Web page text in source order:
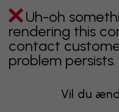
Uh-oh
rendering this
contact
problem persists.
Vil du